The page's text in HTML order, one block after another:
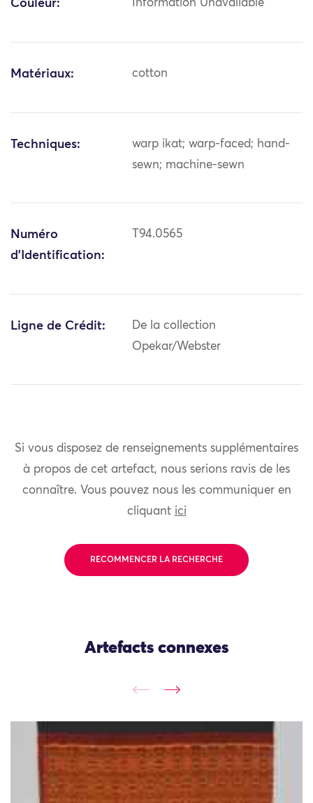
Couleur: Information Unavailable
Matériaux: cotton
Techniques:
warp ikat; warp-faced; hand-
sewn; machine-sewn
Numéro
d'Identification:
T94.0565
Ligne de Crédit:
De la collection
Opekar/Webster
Si vous disposez de renseignements supplémentaires
à propos de cet artefact, nous serions ravis de les
connaître. Vous pouvez nous les communiquer en
cliquant ici
RECOMMENCER LA RECHERCHE
Artefacts connexes